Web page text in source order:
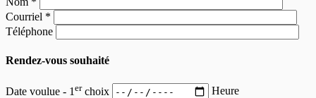
Courriel *
Téléphone
Rendez-vous souhaité
Date voulue - 1 erchoix Heure